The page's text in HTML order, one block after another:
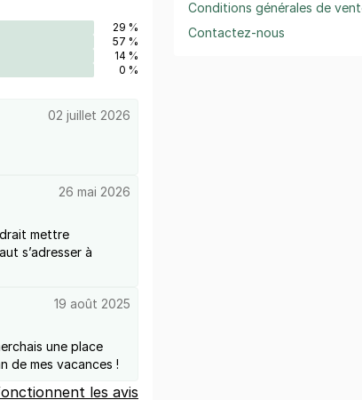
29 %
57 %
14 %
0 %
02 juillet 2026
26 mai 2026
mettre
s’adresser à
19 août 2025
une place
de mes vacances !
les avis
Conditions générales de
Contactez-nous